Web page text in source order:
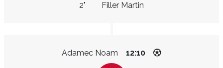
Filler Martin
2"
Adamec Noam 12:10